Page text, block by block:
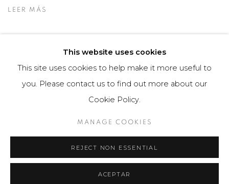
LEER MÁS
This website uses cookies
This site uses cookies to help make it more useful to
you. Please contact us to find out more about our
Cookie Policy.
MANAGE COOKIES
REJECT NON ESSENTIAL
ACEPTAR